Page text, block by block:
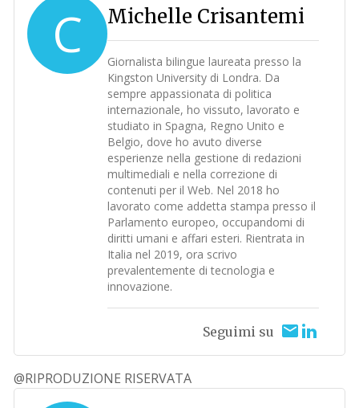
C Michelle Crisantemi
Giornalista bilingue laureata presso la
Kingston University di Londra. Da
sempre appassionata di politica
internazionale, ho vissuto, lavorato e
studiato in Spagna, Regno Unito e
Belgio, dove ho avuto diverse
esperienze nella gestione di redazioni
multimediali e nella correzione di
contenuti per il Web. Nel 2018 ho
lavorato come addetta stampa presso il
Parlamento europeo, occupandomi di
diritti umani e affari esteri. Rientrata in
Italia nel 2019, ora scrivo
prevalentemente di tecnologia e
innovazione.
Seguimi su
@RIPRODUZIONE RISERVATA